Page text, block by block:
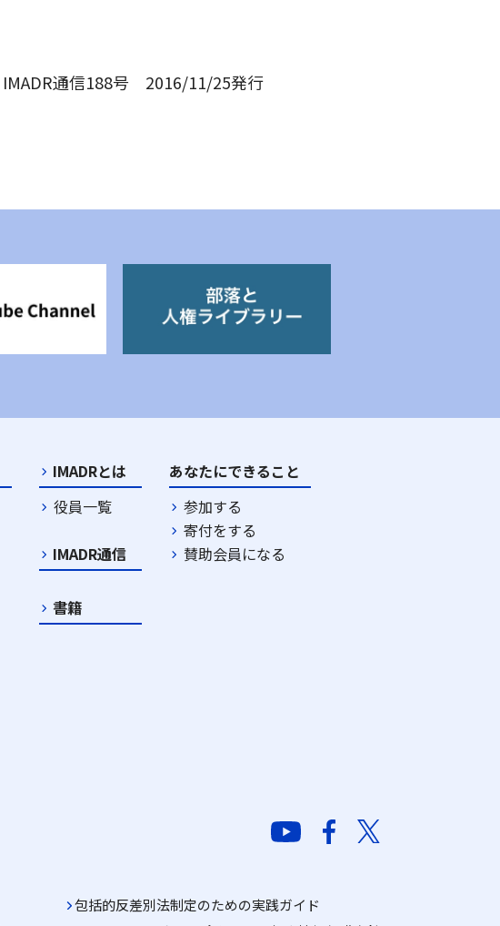
IMADR通信188号 2016/11/25発行
IMADRとは
役員一覧
IMADR通信
書籍
あなたにできること
参加する
寄付をする
賛助会員になる
包括的反差別法制定のための実践ガイド